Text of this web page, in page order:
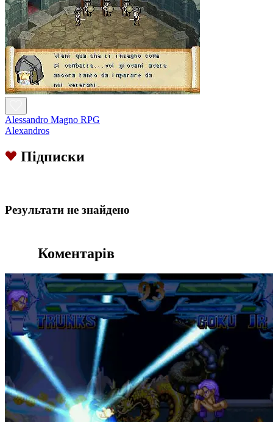
Alessandro Magno RPG
Alexandros
Підписки
Результати не знайдено
Коментарів